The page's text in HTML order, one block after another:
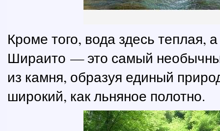
Кроме того, вода здесь теплая,
Шираито — это самый
из камня, образуя единый
широкий, как льняное полотно.